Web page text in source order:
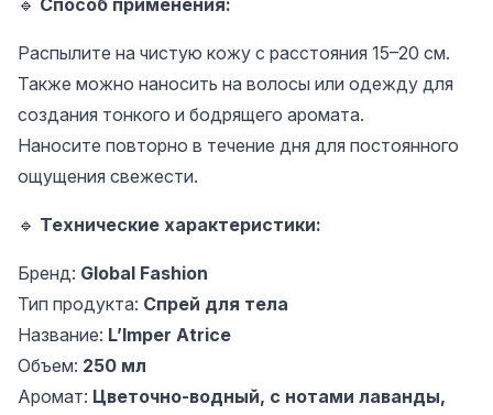
🔹 Способ применения:
Распылите на чистую кожу с расстояния 15–20 см.
Также можно наносить на волосы или одежду для
создания тонкого и бодрящего аромата.
Наносите повторно в течение дня для постоянного
ощущения свежести.
🔹 Технические характеристики:
Бренд: Global Fashion
Тип продукта: Спрей для тела
Название: L’Imper Atrice
Объем: 250 мл
Аромат: Цветочно-водный, с нотами лаванды,